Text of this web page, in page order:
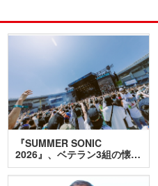
『SUMMER SONIC
2026』、ベテラン3組の懐…